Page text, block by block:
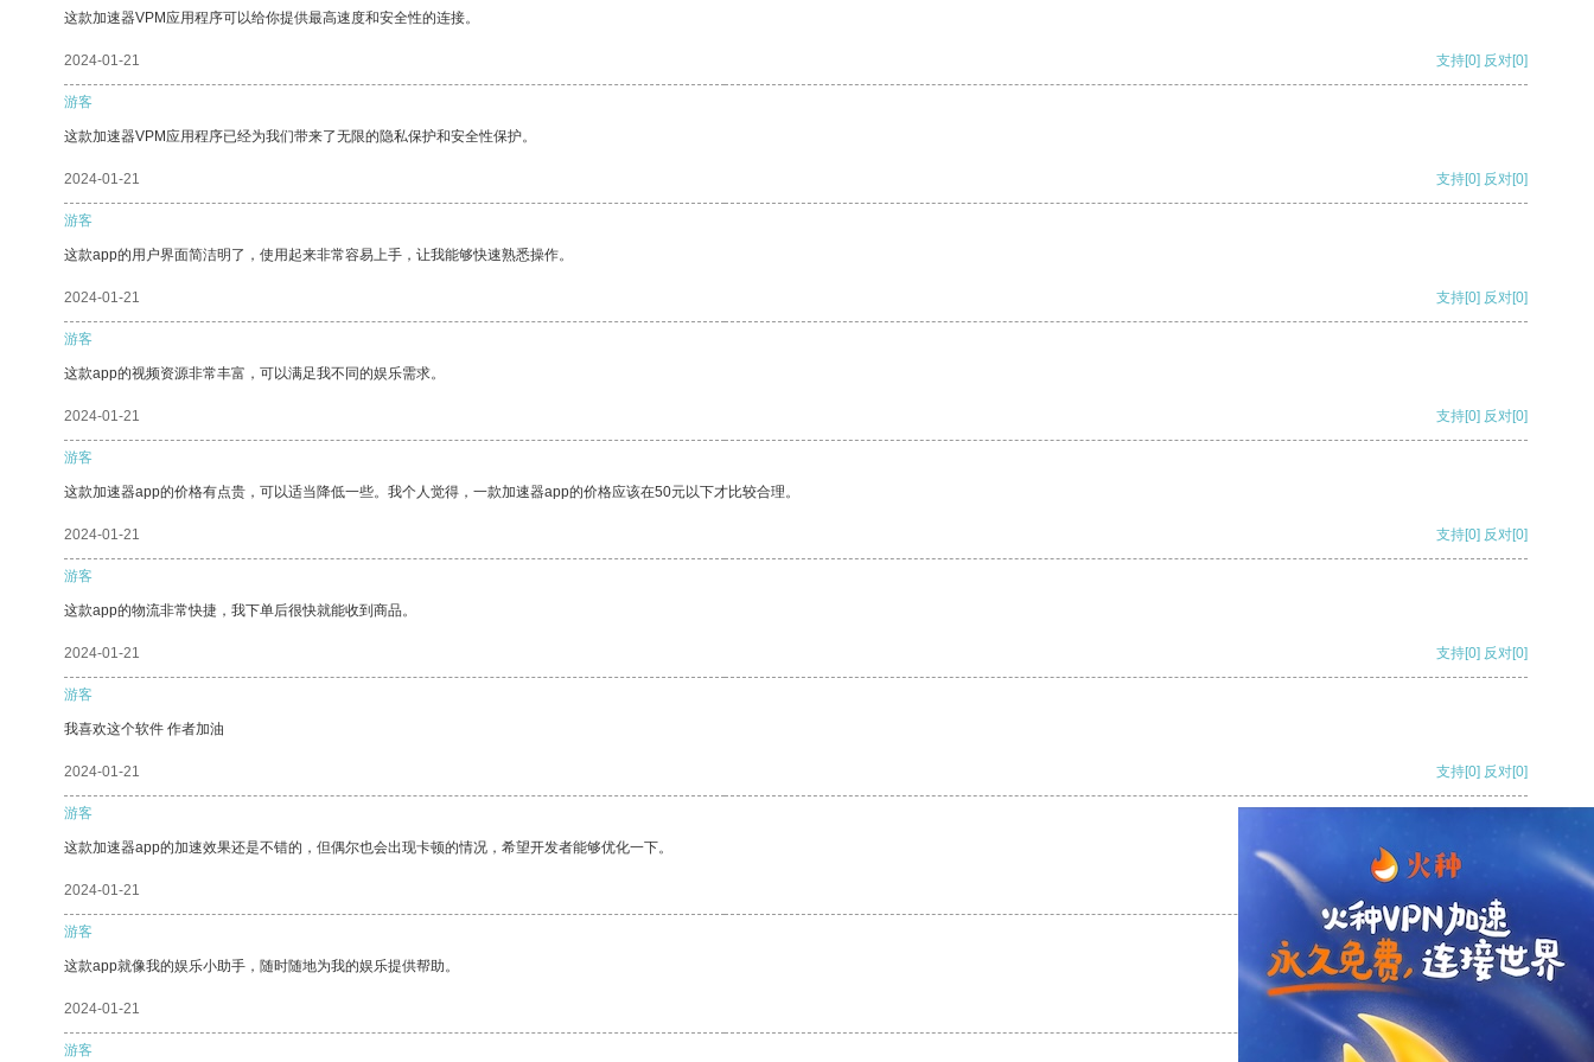
这款加速器VPM应用程序可以给你提供最高速度和安全性的连接。
2024-01-21 支持[0] 反对[0]
游客
这款加速器VPM应用程序已经为我们带来了无限的隐私保护和安全性保护。
2024-01-21 支持[0] 反对[0]
游客
这款app的用户界面简洁明了，使用起来非常容易上手，让我能够快速熟悉操作。
2024-01-21 支持[0] 反对[0]
游客
这款app的视频资源非常丰富，可以满足我不同的娱乐需求。
2024-01-21 支持[0] 反对[0]
游客
这款加速器app的价格有点贵，可以适当降低一些。我个人觉得，一款加速器app的价格应该在50元以下才比较合理。
2024-01-21 支持[0] 反对[0]
游客
这款app的物流非常快捷，我下单后很快就能收到商品。
2024-01-21 支持[0] 反对[0]
游客
我喜欢这个软件 作者加油
2024-01-21 支持[0] 反对[0]
游客
这款加速器app的加速效果还是不错的，但偶尔也会出现卡顿的情况，希望开发者能够优化一下。
2024-01-21
游客
这款app就像我的娱乐小助手，随时随地为我的娱乐提供帮助。
2024-01-21 反对
游客